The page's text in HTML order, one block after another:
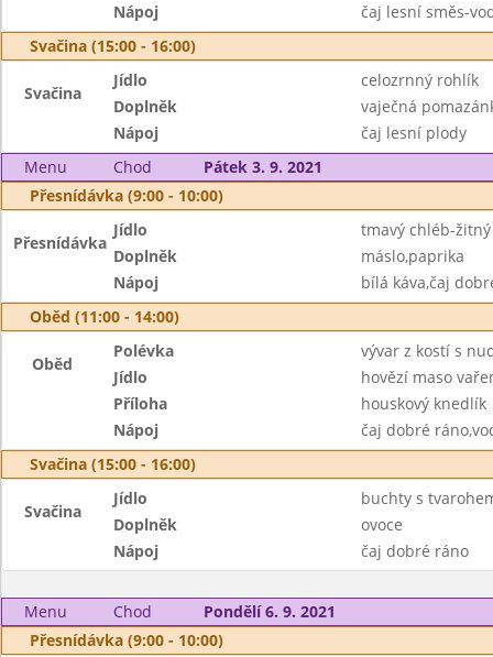
Nápoj
čaj lesní směs-
Svačina (15:00 - 16:00)
Svačina
Jídlo
celozrnný rohlík
Doplněk
vaječná
Nápoj
čaj lesní plody
Menu
Chod
Pátek 3. 9. 2021
Přesnídávka (9:00 - 10:00)
Přesnídávka
Jídlo
tmavý chléb-žitný
Doplněk
máslo,paprika
Nápoj
bílá káva,čaj
Oběd (11:00 - 14:00)
Oběd
Polévka
vývar z kostí s
Jídlo
hovězí maso
Příloha
houskový knedlík
Nápoj
čaj dobré
Svačina (15:00 - 16:00)
Svačina
Jídlo
buchty s
Doplněk
ovoce
Nápoj
čaj dobré ráno
Menu Chod
Pondělí 6. 9. 2021
Přesnídávka (9:00 - 10:00)